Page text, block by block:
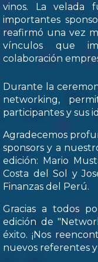
vinos. La velada
importantes
reafirmó una vez
vínculos que
colaboración
Durante la
networking,
participantes y sus
Agradecemos
sponsors y a
edición: Mario
Costa del Sol y
Finanzas del Perú.
Gracias a todos
edición de
éxito. ¡Nos
nuevos referentes